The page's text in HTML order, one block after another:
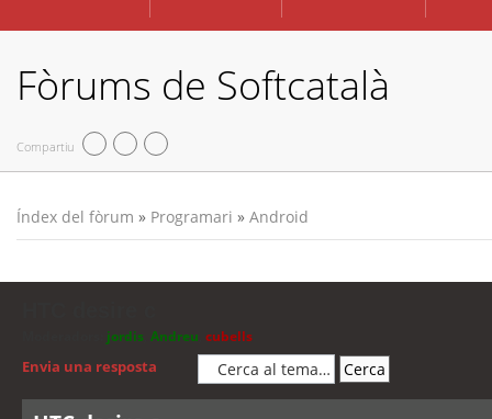
Fòrums de Softcatalà
Compartiu
Índex del fòrum » Programari » Android
jordis Andreu cubells
Envia una resposta